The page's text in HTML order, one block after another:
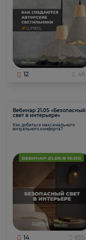
12 46
Вебинар 21.05 «Безопасный
свет в интерьере»
Как добиться максимального
визуального комфорта?
14 655